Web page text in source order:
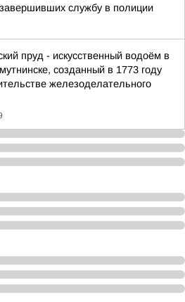
службу в полиции
пруд - искусственный водоём в
созданный в 1773 году
железоделательного